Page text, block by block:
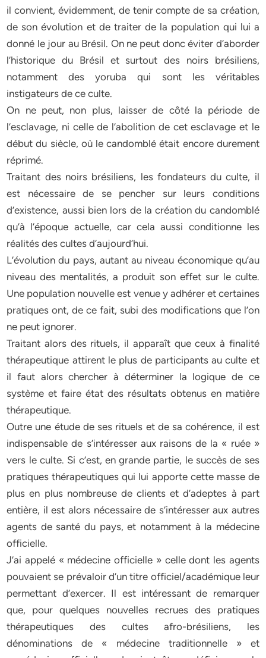
il convient, évidemment, de tenir compte de sa création,
de son évolution et de traiter de la population qui lui a
donné le jour au Brésil. On ne peut donc éviter d’aborder
l’historique du Brésil et surtout des noirs brésiliens,
notamment des yoruba qui sont les véritables
instigateurs de ce culte.
On ne peut, non plus, laisser de côté la période de
l’esclavage, ni celle de l’abolition de cet esclavage et le
début du siècle, où le candomblé était encore durement
réprimé.
Traitant des noirs brésiliens, les fondateurs du culte, il
est nécessaire de se pencher sur leurs conditions
d’existence, aussi bien lors de la création du candomblé
qu’à l’époque actuelle, car cela aussi conditionne les
réalités des cultes d’aujourd’hui.
L’évolution du pays, autant au niveau économique qu’au
niveau des mentalités, a produit son effet sur le culte.
Une population nouvelle est venue y adhérer et certaines
pratiques ont, de ce fait, subi des modifications que l’on
ne peut ignorer.
Traitant alors des rituels, il apparaît que ceux à finalité
thérapeutique attirent le plus de participants au culte et
il faut alors chercher à déterminer la logique de ce
système et faire état des résultats obtenus en matière
thérapeutique.
Outre une étude de ses rituels et de sa cohérence, il est
indispensable de s’intéresser aux raisons de la « ruée »
vers le culte. Si c’est, en grande partie, le succès de ses
pratiques thérapeutiques qui lui apporte cette masse de
plus en plus nombreuse de clients et d’adeptes à part
entière, il est alors nécessaire de s’intéresser aux autres
agents de santé du pays, et notamment à la médecine
officielle.
J’ai appelé « médecine officielle » celle dont les agents
pouvaient se prévaloir d’un titre officiel/académique leur
permettant d’exercer. Il est intéressant de remarquer
que, pour quelques nouvelles recrues des pratiques
thérapeutiques des cultes afro-brésiliens, les
dénominations de « médecine traditionnelle » et